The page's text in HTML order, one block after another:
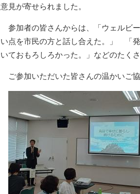
意見が寄せられました。
参加者の皆さんからは、「ウェルビ
い点を市民の方と話し合えた。」 「
いておもろしろかった。」などのたく
ご参加いただいた皆さんの温かいご